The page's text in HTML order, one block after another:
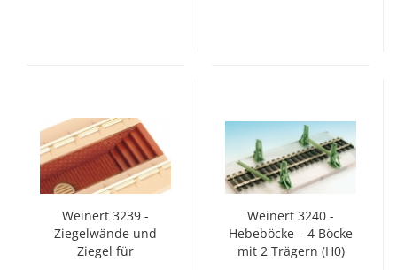
Weinert 3239 -
Ziegelwände und
Ziegel für
Weinert 3240 -
Hebeböcke – 4 Böcke
mit 2 Trägern (H0)